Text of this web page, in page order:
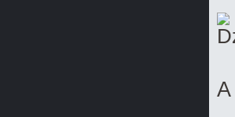
А